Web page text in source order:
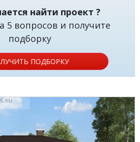
найти проект ?
5 вопросов и получите
подборку
ПОДБОРКУ